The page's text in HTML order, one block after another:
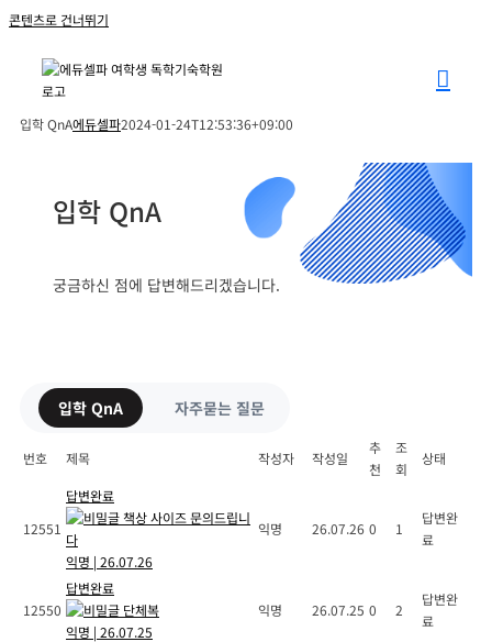
콘텐츠로 건너뛰기
입학 QnA에듀셀파2024-01-24T12:53:36+09:00
입학 QnA
궁금하신 점에 답변해드리겠습니다.
입학 QnA 자주묻는 질문
번호 제목 작성자 작성일
추
천
조
회
상태
12551
답변완료
책상 사이즈 문의드립니
다
익명 | 26.07.26
익명 26.07.26 0 1
답변완
료
12550
답변완료
단체복
익명 | 26.07.25
익명 26.07.25 0 2
답변완
료